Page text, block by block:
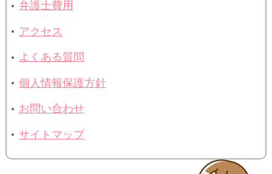
弁護士費用
アクセス
よくある質問
個人情報保護方針
お問い合わせ
サイトマップ